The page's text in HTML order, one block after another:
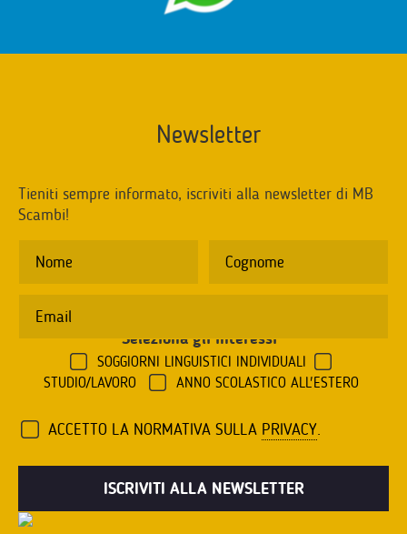
Newsletter
Tieniti sempre informato, iscriviti alla newsletter di MB
Scambi!
Seleziona gli interessi
SOGGIORNI LINGUISTICI INDIVIDUALI
STUDIO/LAVORO
ANNO SCOLASTICO ALL'ESTERO
ACCETTO LA NORMATIVA SULLA PRIVACY.